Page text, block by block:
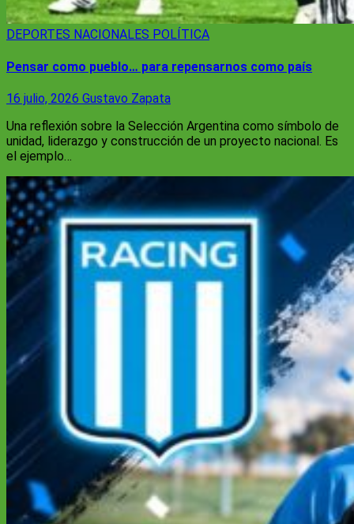
DEPORTES NACIONALES POLÍTICA
Pensar como pueblo… para repensarnos como país
16 julio, 2026 Gustavo Zapata
Una reflexión sobre la Selección Argentina como símbolo de
unidad, liderazgo y construcción de un proyecto nacional. Es
el ejemplo…